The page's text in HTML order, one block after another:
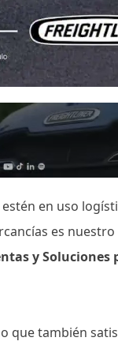
en uso
es
y Soluciones
que también